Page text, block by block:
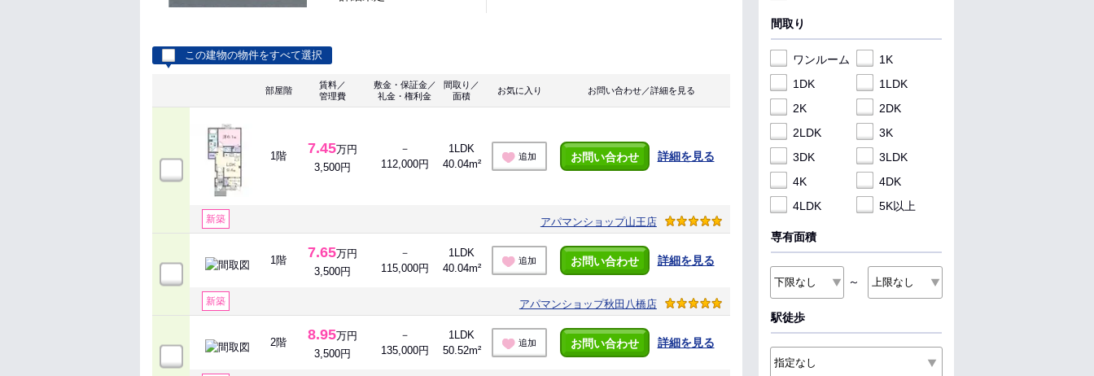
この建物の物件をすべて選択
部屋階
賃料／
管理費
敷金・保証金／
礼金・権利金
間取り／
面積
お気に入り お問い合わせ／詳細を見る
1階 7.45万円
3,500円
－
112,000円
1LDK
40.04m²
追加 お問い合わせ 詳細を見る
新築 アパマンショップ山王店
1階 7.65万円
3,500円
－
115,000円
1LDK
40.04m²
追加 お問い合わせ 詳細を見る
新築 アパマンショップ秋田八橋店
2階 8.95万円
3,500円
－
135,000円
1LDK
50.52m²
追加 お問い合わせ 詳細を見る
間取り
ワンルーム
1K
1DK
1LDK
2K
2DK
2LDK
3K
3DK
3LDK
4K
4DK
4LDK
5K以上
専有面積
～
駅徒歩